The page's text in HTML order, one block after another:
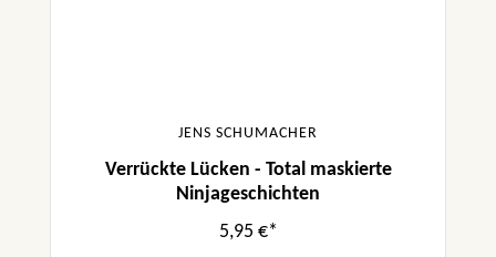
JENS SCHUMACHER
Verrückte Lücken - Total maskierte
Ninjageschichten
5,95 €*